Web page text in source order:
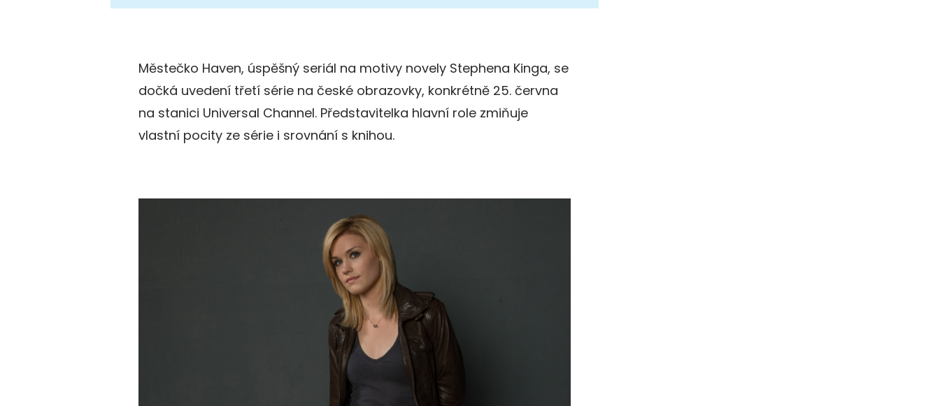
Městečko Haven, úspěšný seriál na motivy novely Stephena Kinga, se
dočká uvedení třetí série na české obrazovky, konkrétně 25. června
na stanici Universal Channel. Představitelka hlavní role zmiňuje
vlastní pocity ze série i srovnání s knihou.